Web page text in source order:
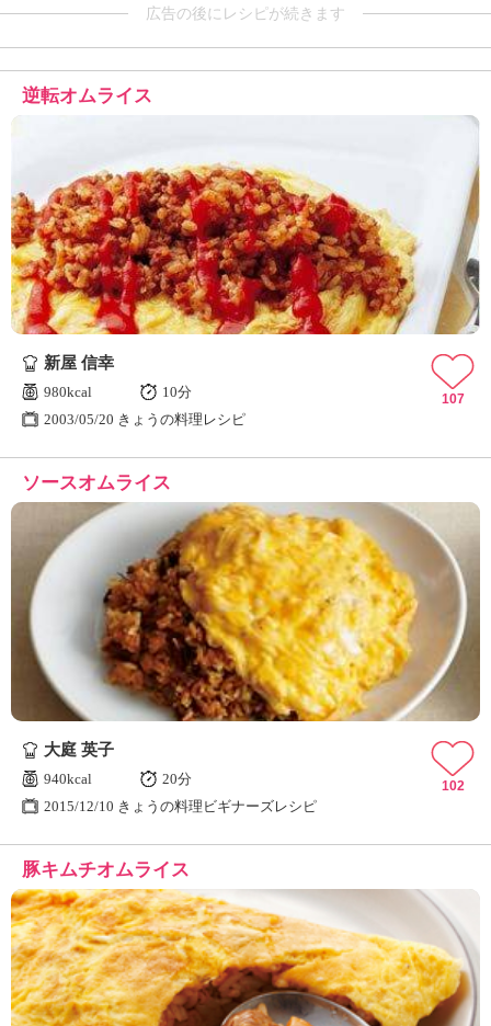
広告の後にレシピが続きます
逆転オムライス
新屋 信幸
980kcal
10分
2003/05/20 きょうの料理レシピ
107
ソースオムライス
大庭 英子
940kcal
20分
2015/12/10 きょうの料理ビギナーズレシピ
102
豚キムチオムライス